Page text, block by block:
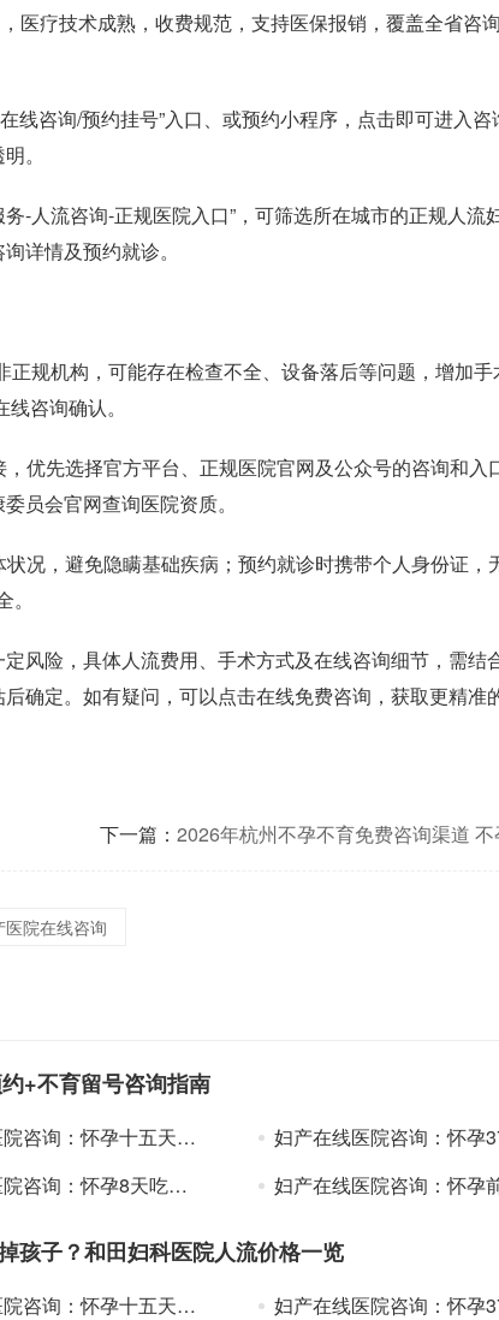
医疗技术成熟，收费规范，支持医保报销，覆盖全省咨
咨询/预约挂号”入口、或预约小程序，点击即可进入咨
。
-人流咨询-正规医院入口”，可筛选所在城市的正规人流
详情及预约就诊。
机构，可能存在检查不全、设备落后等问题，增加手
咨询确认。
先选择官方平台、正规医院官网及公众号的咨询和入
员会官网查询医院资质。
，避免隐瞒基础疾病；预约就诊时携带个人身份证，
险，具体人流费用、手术方式及在线咨询细节，需结
确定。如有疑问，可以点击在线免费咨询，获取更精准
下一篇： 2026年杭州不孕不育免费咨询渠道
医院在线咨询
+不育留号咨询指南
天可以吃药打掉吗？无痛人流妇科医院治疗最好的
妇产在线医院咨询：怀孕37天能吃药打掉吗？人流妇科哪
吃药能打掉吗？北京做人流哪家医院妇科好 妇产在线医院咨询：怀孕前一个月可以吃药打掉吗？大庆人流妇
孩子？和田妇科医院人流价格一览
天可以吃药打掉吗？无痛人流妇科医院治疗最好的
妇产在线医院咨询：怀孕37天能吃药打掉吗？人流妇科哪